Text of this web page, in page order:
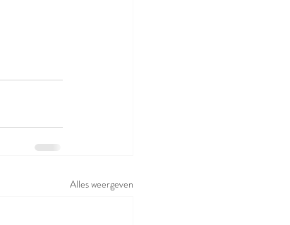
Alles weergeven